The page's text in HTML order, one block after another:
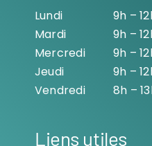
Lundi
9h –
Mardi
9h –
Mercredi
9h –
Jeudi
9h –
Vendredi
8h –
Liens utiles